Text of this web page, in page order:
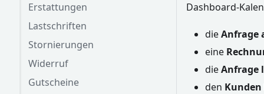
Erstattungen
Lastschriften
Stornierungen
Widerruf
Gutscheine
Dashboard-
dieAnfrage
eine
dieAnfrage
den